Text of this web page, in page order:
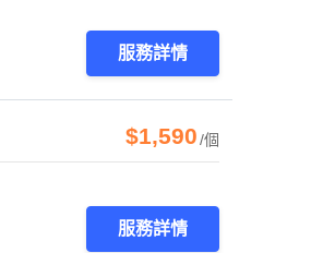
服務詳情
$1,590/個
服務詳情